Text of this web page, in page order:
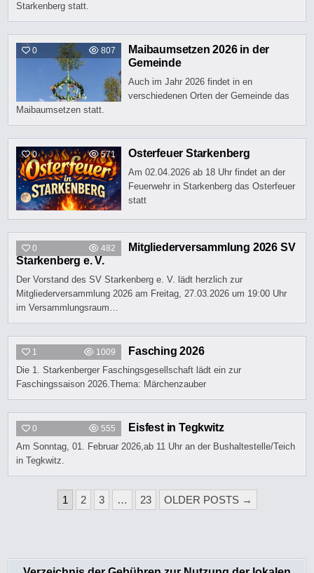
Starkenberg statt.
0 807
Maibaumsetzen 2026 in der
Gemeinde
Auch im Jahr 2026 findet in en
verschiedenen Orten der Gemeinde das
Maibaumsetzen statt.
0 571 Osterfeuer Starkenberg
Am 02.04.2026 ab 18 Uhr findet an der
Feuerwehr in Starkenberg das Osterfeuer
statt
0 482
Mitgliederversammlung 2026 SV
Starkenberg e. V.
Der Vorstand des SV Starkenberg e. V. lädt herzlich zur
Mitgliederversammlung 2026 am Freitag, 27.03.2026 um 19:00 Uhr
im Versammlungsraum…
1 1009 Fasching 2026
Die 1. Starkenberger Faschingsgesellschaft lädt ein zur
Faschingssaison 2026.Thema: Märchenzauber
0 555 Eisfest in Tegkwitz
Am Sonntag, 01. Februar 2026,ab 11 Uhr an der Bushaltestelle/Teich
in Tegkwitz.
SEITENNUMMERIERUNG
1 2 3 … 23 OLDER POSTS →